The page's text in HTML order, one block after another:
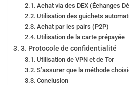
Achat via des DEX (Échanges
Utilisation des guichets
Achat par les pairs (P2P)
Utilisation de la carte prépayée
3. Protocole de confidentialité
Utilisation de VPN et de Tor
S’assurer que la méthode
Conclusion